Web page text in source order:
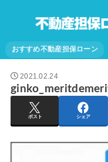
おすすめ不動産担保ローン
2021.02.24
ポスト シェア